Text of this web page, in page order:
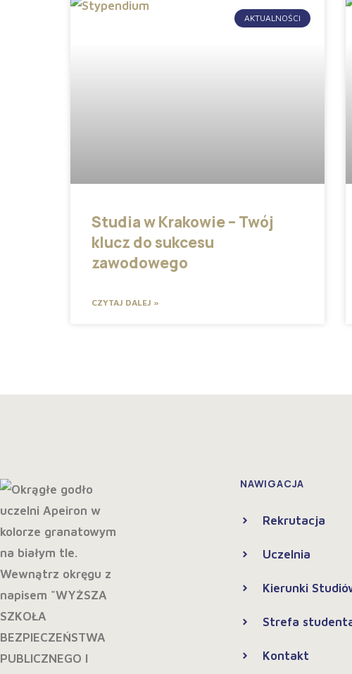
AKTUALNOŚCI
Studia w Krakowie – Twój
klucz do sukcesu
zawodowego
CZYTAJ DALEJ »
NAWIGACJA
Rekrutacja
Uczelnia
Kierunki
Strefa
Kontakt